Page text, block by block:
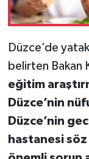
Düzce’de
belirten Bakan
eğitim
Düzce’nin
Düzce’nin
hastanesi